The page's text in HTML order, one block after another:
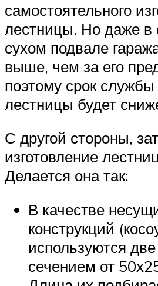
самостоятельного
лестницы. Но даже в
сухом подвале
выше, чем за его
поэтому срок
лестницы будет
С другой стороны,
изготовление
Делается она так:
В качестве
конструкций
используются
сечением от